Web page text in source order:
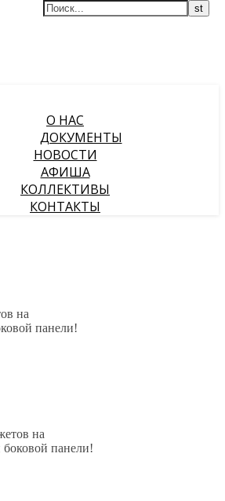
О НАС
ДОКУМЕНТЫ
НОВОСТИ
АФИША
КОЛЛЕКТИВЫ
КОНТАКТЫ
на
панели!
на
панели!